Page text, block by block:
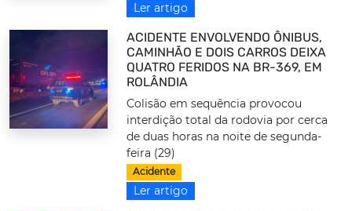
Ler artigo
ACIDENTE ENVOLVENDO ÔNIBUS,
CAMINHÃO E DOIS CARROS DEIXA
QUATRO FERIDOS NA BR-369, EM
ROLÂNDIA
Colisão em sequência provocou
interdição total da rodovia por cerca
de duas horas na noite de segunda-
feira (29)
Acidente
Ler artigo